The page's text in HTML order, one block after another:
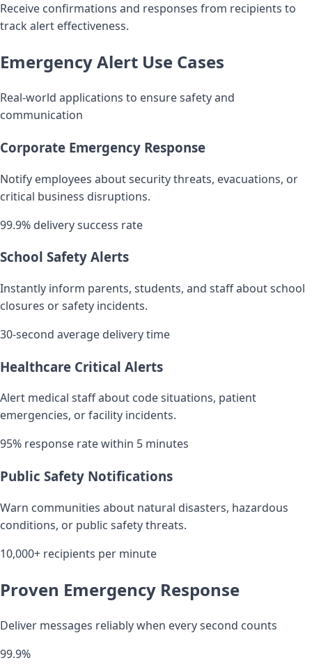
Receive confirmations and responses from recipients to
track alert effectiveness.
Emergency Alert Use Cases
Real-world applications to ensure safety and
communication
Corporate Emergency Response
Notify employees about security threats, evacuations, or
critical business disruptions.
99.9% delivery success rate
School Safety Alerts
Instantly inform parents, students, and staff about school
closures or safety incidents.
30-second average delivery time
Healthcare Critical Alerts
Alert medical staff about code situations, patient
emergencies, or facility incidents.
95% response rate within 5 minutes
Public Safety Notifications
Warn communities about natural disasters, hazardous
conditions, or public safety threats.
10,000+ recipients per minute
Proven Emergency Response
Deliver messages reliably when every second counts
99.9%